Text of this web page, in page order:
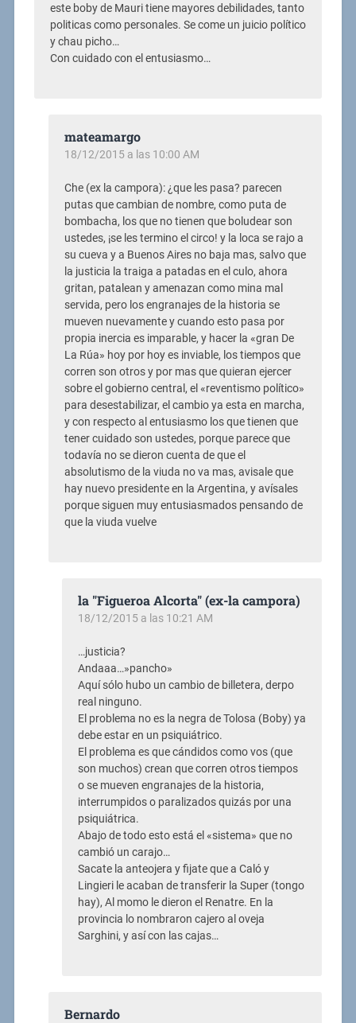
este boby de Mauri tiene mayores debilidades, tanto
politicas como personales. Se come un juicio político
y chau picho…
Con cuidado con el entusiasmo…
mateamargo
18/12/2015 a las 10:00 AM
Che (ex la campora): ¿que les pasa? parecen
putas que cambian de nombre, como puta de
bombacha, los que no tienen que boludear son
ustedes, ¡se les termino el circo! y la loca se rajo a
su cueva y a Buenos Aires no baja mas, salvo que
la justicia la traiga a patadas en el culo, ahora
gritan, patalean y amenazan como mina mal
servida, pero los engranajes de la historia se
mueven nuevamente y cuando esto pasa por
propia inercia es imparable, y hacer la «gran De
La Rúa» hoy por hoy es inviable, los tiempos que
corren son otros y por mas que quieran ejercer
sobre el gobierno central, el «reventismo político»
para desestabilizar, el cambio ya esta en marcha,
y con respecto al entusiasmo los que tienen que
tener cuidado son ustedes, porque parece que
todavía no se dieron cuenta de que el
absolutismo de la viuda no va mas, avisale que
hay nuevo presidente en la Argentina, y avísales
porque siguen muy entusiasmados pensando de
que la viuda vuelve
la "Figueroa Alcorta" (ex-la campora)
18/12/2015 a las 10:21 AM
…justicia?
Andaaa…»pancho»
Aquí sólo hubo un cambio de billetera, derpo
real ninguno.
El problema no es la negra de Tolosa (Boby) ya
debe estar en un psiquiátrico.
El problema es que cándidos como vos (que
son muchos) crean que corren otros tiempos
o se mueven engranajes de la historia,
interrumpidos o paralizados quizás por una
psiquiátrica.
Abajo de todo esto está el «sistema» que no
cambió un carajo…
Sacate la anteojera y fijate que a Caló y
Lingieri le acaban de transferir la Super (tongo
hay), Al momo le dieron el Renatre. En la
provincia lo nombraron cajero al oveja
Sarghini, y así con las cajas…
Bernardo